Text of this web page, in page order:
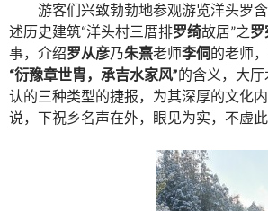
游客们兴致勃勃地参观游览洋头罗
述历史建筑“洋头村三厝排罗绮故居”之罗
事，介绍罗从彦乃朱熹老师李侗的老师
“衍豫章世胄，承吉水家风”的含义，大
认的三种类型的捷报，为其深厚的文化
说，下祝乡名声在外，眼见为实，不虚此